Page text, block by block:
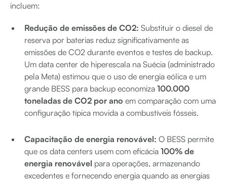
incluem:
Redução de emissões de CO2: Substituir o diesel de
reserva por baterias reduz significativamente as
emissões de CO2 durante eventos e testes de backup.
Um data center de hiperescala na Suécia (administrado
pela Meta) estimou que o uso de energia eólica e um
grande BESS para backup economiza 100.000
toneladas de CO2 por ano em comparação com uma
configuração típica movida a combustíveis fósseis.
Capacitação de energia renovável: O BESS permite
que os data centers usem com eficácia 100% de
energia renovável para operações, armazenando
excedentes e fornecendo energia quando as energias